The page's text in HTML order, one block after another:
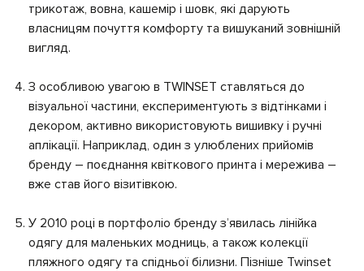
трикотаж, вовна, кашемір і шовк, які дарують
власницям почуття комфорту та вишуканий зовнішній
вигляд.
З особливою увагою в TWINSET ставляться до
візуальної частини, експериментують з відтінками і
декором, активно використовують вишивку і ручні
аплікації. Наприклад, один з улюблених прийомів
бренду – поєднання квіткового принта і мережива –
вже став його візитівкою.
У 2010 році в портфоліо бренду зʼявилась лінійка
одягу для маленьких модниць, а також колекції
пляжного одягу та спідньої білизни. Пізніше Twinset